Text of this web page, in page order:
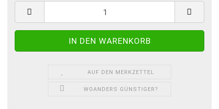
AUF DEN MERKZETTEL
WOANDERS GÜNSTIGER?